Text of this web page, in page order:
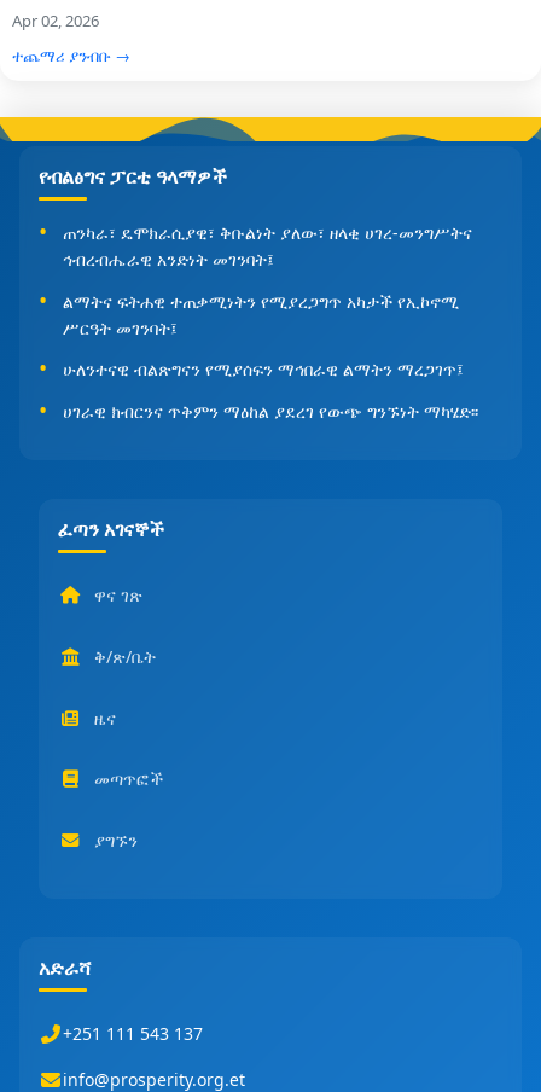
Apr 02, 2026
ተጨማሪ ያንብቡ →
የብልፅግና ፓርቲ ዓላማዎች
ጠንካራ፣ ዴሞክራሲያዊ፣ ቅቡልነት ያለው፣ ዘላቂ ሀገረ-መንግሥትና
ኅብረብሔራዊ አንድነት መገንባት፤
ልማትና ፍትሐዊ ተጠቃሚነትን የሚያረጋግጥ አካታች የኢኮኖሚ
ሥርዓት መገንባት፤
ሁለንተናዊ ብልጽግናን የሚያሰፍን ማኅበራዊ ልማትን ማረጋገጥ፤
ሀገራዊ ክብርንና ጥቅምን ማዕከል ያደረገ የውጭ ግንኙነት ማካሄድ፡፡
ፈጣን አገናኞች
ዋና ገጽ
ቅ/ጽ/ቤት
ዜና
መጣጥፎች
ያግኙን
አድራሻ
+251 111 543 137
info@prosperity.org.et